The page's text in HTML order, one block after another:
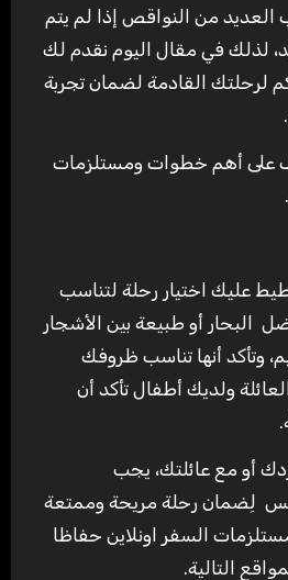
العديد من النواقص إذا لم يتم
لذلك في مقال اليوم نقدم لك
لرحلتك القادمة لضمان تجربة
على أهم خطوات ومستلزمات
عليك اختيار رحلة لتناسب
البحار أو طبيعة بين الأشجار
وتأكد أنها تناسب ظروفك
ولديك أطفال تأكد أن
أو مع عائلتك، يجب
لِضمان رحلة مريحة وممتعة
السفر اونلاين حفاظا
التالية.